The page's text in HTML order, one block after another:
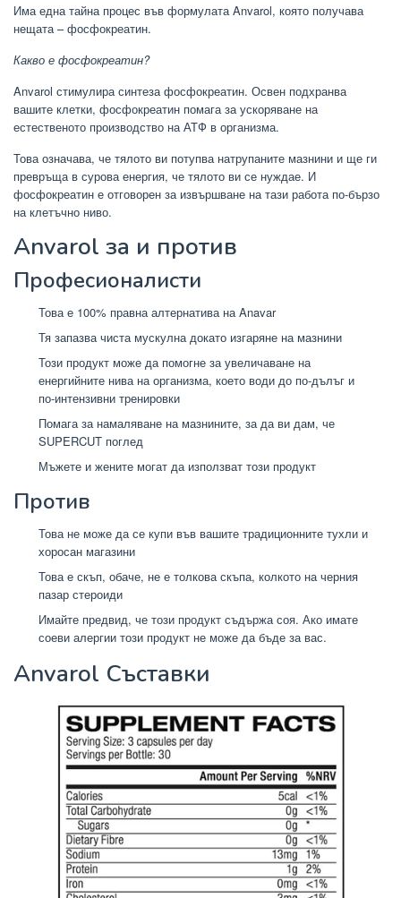
Има една тайна процес във формулата Anvarol, която получава
нещата – фосфокреатин.
Какво е фосфокреатин?
Anvarol стимулира синтеза фосфокреатин. Освен подхранва
вашите клетки, фосфокреатин помага за ускоряване на
естественото производство на АТФ в организма.
Това означава, че тялото ви потупва натрупаните мазнини и ще ги
превръща в сурова енергия, че тялото ви се нуждае. И
фосфокреатин е отговорен за извършване на тази работа по-бързо
на клетъчно ниво.
Anvarol за и против
Професионалисти
Това е 100% правна алтернатива на Anavar
Тя запазва чиста мускулна докато изгаряне на мазнини
Този продукт може да помогне за увеличаване на
енергийните нива на организма, което води до по-дълъг и
по-интензивни тренировки
Помага за намаляване на мазнините, за да ви дам, че
SUPERCUT поглед
Мъжете и жените могат да използват този продукт
Против
Това не може да се купи във вашите традиционните тухли и
хоросан магазини
Това е скъп, обаче, не е толкова скъпа, колкото на черния
пазар стероиди
Имайте предвид, че този продукт съдържа соя. Ако имате
соеви алергии този продукт не може да бъде за вас.
Anvarol Съставки